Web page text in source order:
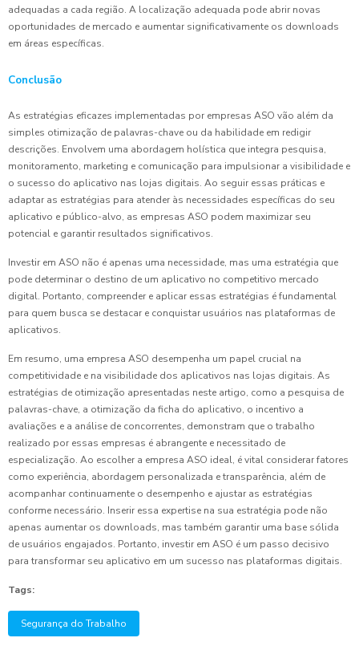
adequadas a cada região. A localização adequada pode abrir novas
oportunidades de mercado e aumentar significativamente os downloads
em áreas específicas.
Conclusão
As estratégias eficazes implementadas por empresas ASO vão além da
simples otimização de palavras-chave ou da habilidade em redigir
descrições. Envolvem uma abordagem holística que integra pesquisa,
monitoramento, marketing e comunicação para impulsionar a visibilidade e
o sucesso do aplicativo nas lojas digitais. Ao seguir essas práticas e
adaptar as estratégias para atender às necessidades específicas do seu
aplicativo e público-alvo, as empresas ASO podem maximizar seu
potencial e garantir resultados significativos.
Investir em ASO não é apenas uma necessidade, mas uma estratégia que
pode determinar o destino de um aplicativo no competitivo mercado
digital. Portanto, compreender e aplicar essas estratégias é fundamental
para quem busca se destacar e conquistar usuários nas plataformas de
aplicativos.
Em resumo, uma empresa ASO desempenha um papel crucial na
competitividade e na visibilidade dos aplicativos nas lojas digitais. As
estratégias de otimização apresentadas neste artigo, como a pesquisa de
palavras-chave, a otimização da ficha do aplicativo, o incentivo a
avaliações e a análise de concorrentes, demonstram que o trabalho
realizado por essas empresas é abrangente e necessitado de
especialização. Ao escolher a empresa ASO ideal, é vital considerar fatores
como experiência, abordagem personalizada e transparência, além de
acompanhar continuamente o desempenho e ajustar as estratégias
conforme necessário. Inserir essa expertise na sua estratégia pode não
apenas aumentar os downloads, mas também garantir uma base sólida
de usuários engajados. Portanto, investir em ASO é um passo decisivo
para transformar seu aplicativo em um sucesso nas plataformas digitais.
Tags:
Segurança do Trabalho